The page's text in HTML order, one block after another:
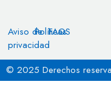
Aviso de
privacidad
Políticas
FAQS
© 2025 Derechos